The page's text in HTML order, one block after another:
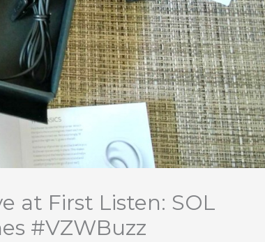
at First Listen: SOL
#VZWBuzz